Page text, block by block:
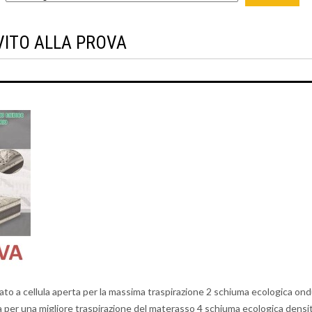
ALLA PROVA
a cellula aperta per la massima traspirazione 2 schiuma ecologica
una migliore traspirazione del materasso 4 schiuma ecologica